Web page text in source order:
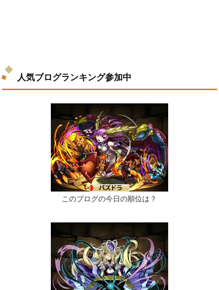
人気ブログランキング参加中
このブログの今日の順位は？